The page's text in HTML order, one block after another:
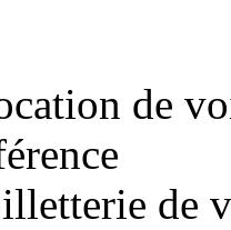
de
de